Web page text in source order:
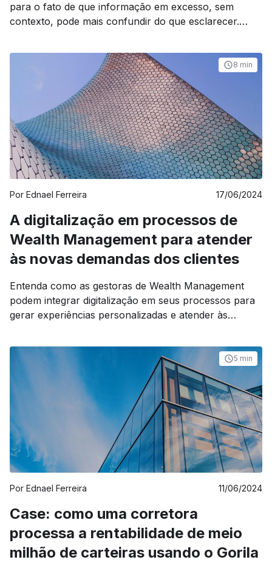
para o fato de que informação em excesso, sem
contexto, pode mais confundir do que esclarecer.
dados numéricos.
8 min
Por Ednael Ferreira 17/06/2024
A digitalização em processos de
Wealth Management para atender
às novas demandas dos clientes
Entenda como as gestoras de Wealth Management
podem integrar digitalização em seus processos para
gerar experiências personalizadas e atender às
5 min
Por Ednael Ferreira 11/06/2024
Case: como uma corretora
processa a rentabilidade de meio
milhão de carteiras usando o Gorila